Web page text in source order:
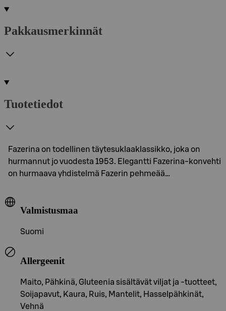
Pakkausmerkinnät
Tuotetiedot
Fazerina on todellinen täytesuklaaklassikko, joka on
hurmannut jo vuodesta 1953. Elegantti Fazerina-konvehti
on hurmaava yhdistelmä Fazerin pehmeää…
Valmistusmaa
Suomi
Allergeenit
Maito, Pähkinä, Gluteenia sisältävät viljat ja -tuotteet,
Soijapavut, Kaura, Ruis, Mantelit, Hasselpähkinät,
Vehnä